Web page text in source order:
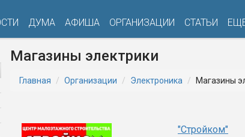
ДУМА АФИША ОРГАНИЗАЦИИ СТАТЬИ
Магазины электрики
Главная Организации Электроника Магазины
"Стройком"